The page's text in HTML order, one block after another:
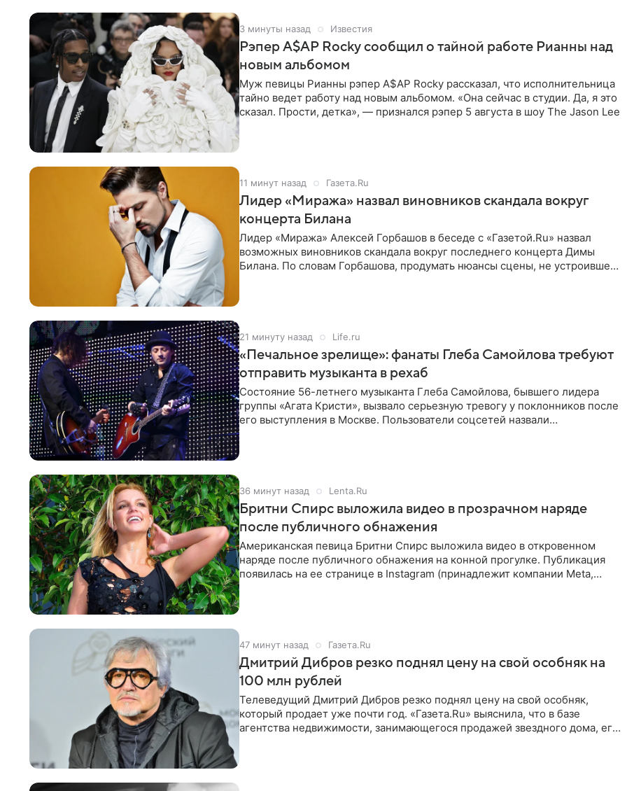
3 минуты назад Известия
Рэпер A$AP Rocky сообщил о тайной работе Рианны над
новым альбомом
Муж певицы Рианны рэпер A$AP Rocky рассказал, что исполнительница
тайно ведет работу над новым альбомом. «Она сейчас в студии. Да, я это
сказал. Прости, детка», — признался рэпер 5 августа в шоу The Jason Lee
11 минут назад Газета.Ru
Лидер «Миража» назвал виновников скандала вокруг
концерта Билана
Лидер «Миража» Алексей Горбашов в беседе с «Газетой.Ru» назвал
возможных виновников скандала вокруг последнего концерта Димы
Билана. По словам Горбашова, продумать нюансы сцены, не устроившей
21 минуту назад Life.ru
«Печальное зрелище»: фанаты Глеба Самойлова требуют
отправить музыканта в рехаб
Состояние 56-летнего музыканта Глеба Самойлова, бывшего лидера
группы «Агата Кристи», вызвало серьезную тревогу у поклонников после
его выступления в Москве. Пользователи соцсетей назвали
36 минут назад Lenta.Ru
Бритни Спирс выложила видео в прозрачном наряде
после публичного обнажения
Американская певица Бритни Спирс выложила видео в откровенном
наряде после публичного обнажения на конной прогулке. Публикация
появилась на ее странице в Instagram (принадлежит компании Meta,
47 минут назад Газета.Ru
Дмитрий Дибров резко поднял цену на свой особняк на
100 млн рублей
Телеведущий Дмитрий Дибров резко поднял цену на свой особняк,
который продает уже почти год. «Газета.Ru» выяснила, что в базе
агентства недвижимости, занимающегося продажей звездного дома, его